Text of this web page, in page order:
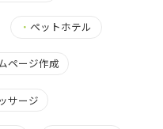
・ペットホテル
ページ作成
サージ